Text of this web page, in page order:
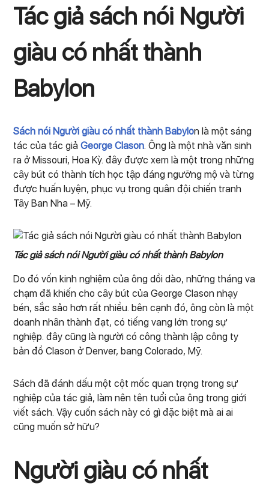
Tác giả sách nói Người
giàu có nhất thành
Babylon
Sách nói Người giàu có nhất thành Babylon là một sáng
tác của tác giảGeorge Clason. Ông là một nhà văn sinh
ra ở Missouri, Hoa Kỳ. đây được xem là một trong những
cây bút có thành tích học tập đáng ngưỡng mộ và từng
được huấn luyện, phục vụ trong quân đội chiến tranh
Tây Ban Nha – Mỹ.
Tác giả sách nói Người giàu có nhất thành Babylon
Do đó vốn kinh nghiệm của ông dồi dào, những tháng va
chạm đã khiến cho cây bút của George Clason nhạy
bén, sắc sảo hơn rất nhiều. bên cạnh đó, ông còn là một
doanh nhân thành đạt, có tiếng vang lớn trong sự
nghiệp. đây cũng là người có công thành lập công ty
bản đồ Clason ở Denver, bang Colorado, Mỹ.
Sách đã đánh dấu một cột mốc quan trọng trong sự
nghiệp của tác giả, làm nên tên tuổi của ông trong giới
viết sách. Vậy cuốn sách này có gì đặc biệt mà ai ai
cũng muốn sở hữu?
Người giàu có nhất